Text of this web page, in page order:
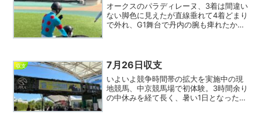
オークスのパラディレーヌ、3着は間違い
ない脚色に見えたが直線垂れて4着どまり
で外れ、G1舞台で丹内の腕も痺れたか。
①アルマベロー...
収支 7月26日収支
いよいよ競争時間帯の拡大を実施中の現
地競馬、中京競馬場で初体験。3時間余り
の中休みを経て長く、暑い1日となった。